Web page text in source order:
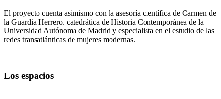
El proyecto cuenta asimismo con la asesoría científica de Carmen de
la Guardia Herrero, catedrática de Historia Contemporánea de la
Universidad Autónoma de Madrid y especialista en el estudio de las
redes transatlánticas de mujeres modernas.
Los espacios